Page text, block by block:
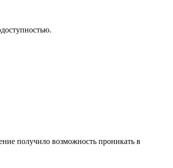
получило возможность проникать в